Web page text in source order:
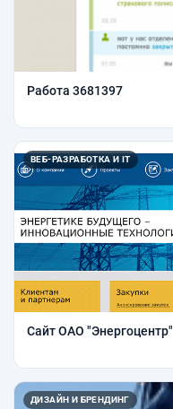
Работа 3681397
ВЕБ-РАЗРАБОТКА И IT
Сайт ОАО "Энергоцентр"
ДИЗАЙН И БРЕНДИНГ